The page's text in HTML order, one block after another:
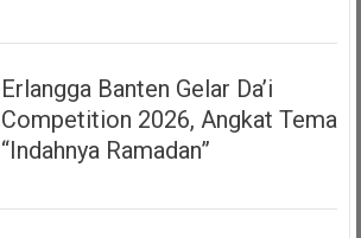
Erlangga Banten Gelar Da’i
Competition 2026, Angkat Tema
“Indahnya Ramadan”